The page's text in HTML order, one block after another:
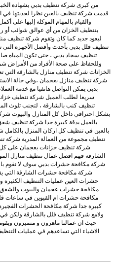
من كبرى شركة تنظيف بدبي بشهادة
قدمت شركة تنظيف بالعين نظرا لجديتها في
والقيام بالمهام الموكلة إليها على
بتنظيف الخزان من أي عوالق شوائب
ليعود جديد كما كان وتقوم شركة تنظيف
تنظيف فلل بدبي بأحدث وأفضل الأجهزة
تنظيف سجاد بدبي ، حتى تكون المياه
وللحفاظ على صحة الأفراد من الأمراض
الخزانات شركة تنظيف منازل بالشارقة
شركة تنظيف منازل بعجمان ،وفي حالة
بدبي يمكن التواصل هاتفيا مع خدمة
سريعا لطلب العميل شركة تنظيف
تنظيف كنب بالشارقة ، لتجنب تلوث
بشكل احترافي داخل كل المنازل والبيوت
بالعمل بدقة كبيرة جدا شركة تنظيف
بالعين في تنظيف كل اركان المنزل
تنظيف مجموعة من العمالة المدربة شركة
شركة تنظيف خزانات بعجمان على كل
الشارقة فهم افضل عمال تنظيف منازل
شركة مكافحة حشرات بدبي سوف لا نقوم
شركة مكافحة حشرات الشارقة التي
حشرات العين عمليات التنظيف الكثيرة
مكافحة حشرات عجمان والبيوت
مكافحة حشرات ام القيوين في ساعات
كبيرة جدا شركة مكافحة الحشرات
ولامع شركة تنظيف فلل بالشارقة ولكن
حيث ان عمالنا ماهرون و متميزون
الاشياء التي تساعدهم في عمليات